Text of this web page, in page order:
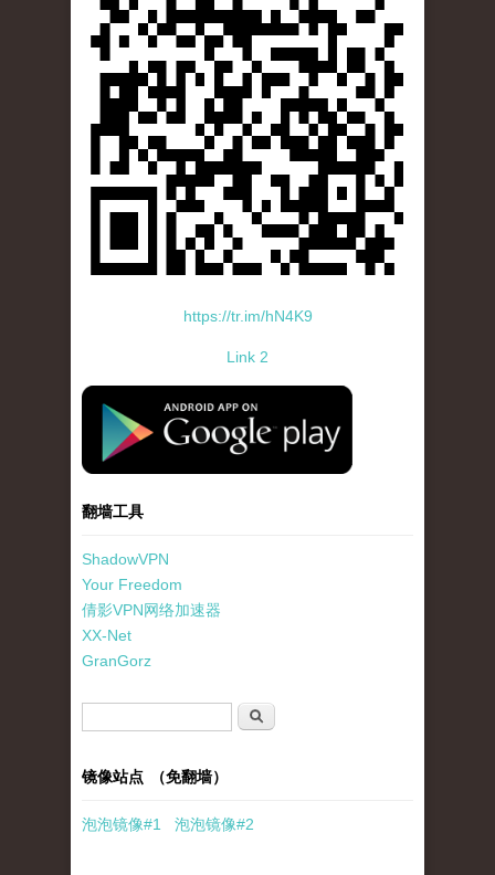
https://tr.im/hN4K9
Link 2
standard-icon-googleplay-app-store.png
翻墙工具
ShadowVPN
Your Freedom
倩影VPN网络加速器
XX-Net
GranGorz
搜索
镜像站点 （免翻墙）
泡泡镜像#1 泡泡镜像#2